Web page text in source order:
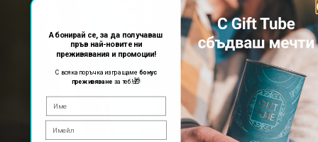
Абонирай се, за да получаваш
пръв най-новите ни
преживявания и промоции!
С всяка поръчка изпращаме бонус
преживяване за теб!🎁